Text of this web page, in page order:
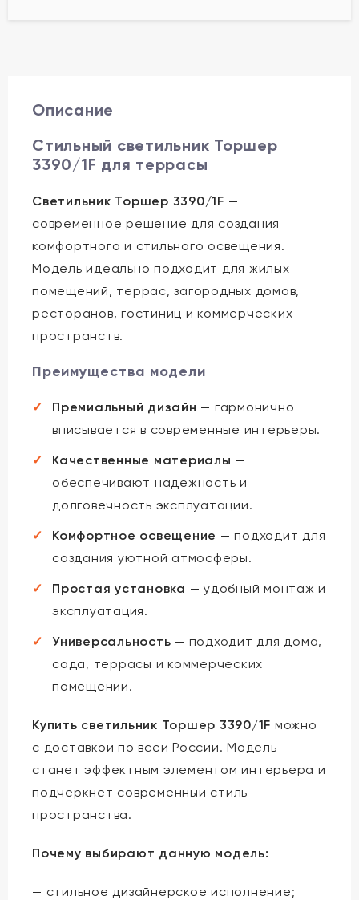
Описание
Стильный светильник Торшер
3390/1F для террасы
Светильник Торшер 3390/1F —
современное решение для создания
комфортного и стильного освещения.
Модель идеально подходит для жилых
помещений, террас, загородных домов,
ресторанов, гостиниц и коммерческих
пространств.
Преимущества модели
Премиальный дизайн — гармонично
вписывается в современные интерьеры.
Качественные материалы —
обеспечивают надежность и
долговечность эксплуатации.
Комфортное освещение — подходит для
создания уютной атмосферы.
Простая установка — удобный монтаж и
эксплуатация.
Универсальность — подходит для дома,
сада, террасы и коммерческих
помещений.
Купить светильник Торшер 3390/1F можно
с доставкой по всей России. Модель
станет эффектным элементом интерьера и
подчеркнет современный стиль
пространства.
Почему выбирают данную модель:
— стильное дизайнерское исполнение;